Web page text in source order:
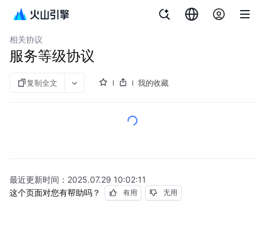
客服Agent
相关协议
服务等级协议
复制全文 我的收藏
最近更新时间： 2025.07.29 10:02:11
这个页面对您有帮助吗？
有用 无用